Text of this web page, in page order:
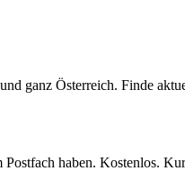
ganz Österreich. Finde
haben. Kostenlos.